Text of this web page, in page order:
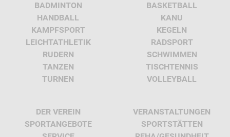
BADMINTON
BASKETBALL
HANDBALL
KANU
KAMPFSPORT
KEGELN
LEICHTATHLETIK
RADSPORT
RUDERN
SCHWIMMEN
TANZEN
TISCHTENNIS
TURNEN
VOLLEYBALL
DER VEREIN
VERANSTALTUNGEN
SPORTANGEBOTE
SPORTSTÄTTEN